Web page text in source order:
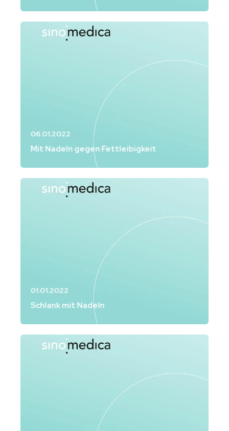
06.01.2022
Mit Nadeln gegen Fettleibigkeit
01.01.2022
Schlank mit Nadeln